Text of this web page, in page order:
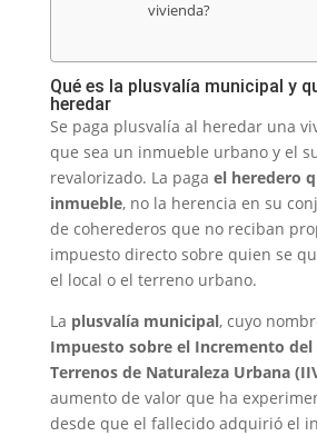
vivienda?
Qué es la plusvalía municipal y
heredar
Se paga plusvalía al heredar una
que sea un inmueble urbano y el
revalorizado. La paga el heredero
inmueble, no la herencia en su
de coherederos que no reciban
impuesto directo sobre quien se
el local o el terreno urbano.
La plusvalía municipal, cuyo
Impuesto sobre el Incremento del
Terrenos de Naturaleza Urbana
aumento de valor que ha
desde que el fallecido adquirió el